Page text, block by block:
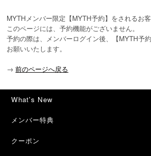
MYTHメンバー限定【MYTH予約】をされるお
このページには、予約機能がございません。
予約の際は、メンバーログイン後、【MYTH予
お願いいたします。
→ 前のページへ戻る
What's New
メンバー特典
クーポン